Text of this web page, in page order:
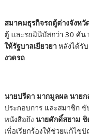
สมาคมธุรกิจรถตู้ต่างจังหวั
ตู้ และรถมินิบัสกว่า30 คัน
ให้รัฐบาลเยียวยา หลังได้รั
งวดรถ
นายปรีดา มากมูลผล นาย
ประกอบการ และสมาชิก
หนังสือถึง นายศักดิ์สยาม ชิ
เพื่อเรียกร้องให้ช่วยแก้ไข